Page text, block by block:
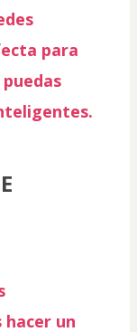
para
hacer un